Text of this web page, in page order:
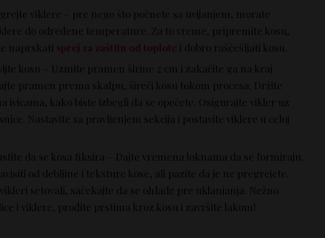
viklere – pre nego što počnete sa uvijanjem, morate
do određene temperature. Za to vreme, pripremite kosu,
naprskati sprej za zaštitu od toplote i dobro raščešljati kosu.
kosu – Uzmite pramen širine 2 cm i zakačite ga na kraj
pramen prema skalpu, šireći kosu tokom procesa. Držite
ivicama, kako biste izbegli da se opečete. Osigurajte vikler uz
Nastavite sa pravljenjem sekcija i postavite viklere u celoj
da se kosa fiksira – Dajte vremena loknama da se formiraju.
od debljine i teksture kose, ali pazite da je ne pregrejete.
setovali, sačekajte da se ohlade pre uklanjanja. Nežno
i viklere, prođite prstima kroz kosu i završite lakom!